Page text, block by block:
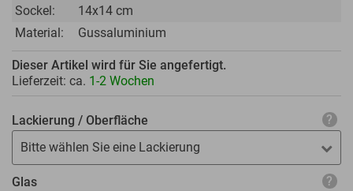
Sockel:
14x14 cm
Material:
Gussaluminium
Dieser Artikel wird für Sie angefertigt.
Lieferzeit: ca. 1-2 Wochen
Lackierung / Oberfläche
Bitte wählen Sie eine Lackierung
Glas